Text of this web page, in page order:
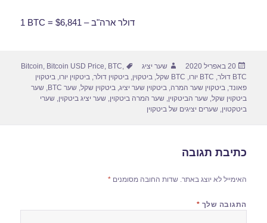
1 BTC = $6,841 – דולר ארה"ב
פורסם
בתאריך
20 באפריל 2020 מחבר
שער יציג תגיות Bitcoin, Bitcoin USD Price, BTC,
BTC דולר
, BTC יורו , BTC שקל ,ביטקוין,ביטקוין דולר,ביטקוין יורו,ביטקוין
פאונד,ביטקוין שער המרה,ביטקוין שער יציג,ביטקוין שקל,שער BTC ,שער
ביטקוין שקל,שער הביטקוין,שער המרה ביטקוין,שער יציג ביטקוין,שערי
ביטקטוין,שערים יציגים של ביטקוין
כתיבת תגובה
האימייל לא יוצג באתר. שדות החובה מסומנים*
התגובה שלך *